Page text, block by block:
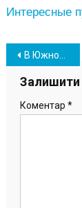
Интересные
записів
В Южном приступают к разработке пространственного плана ОТГ
Залишити
Коментар *